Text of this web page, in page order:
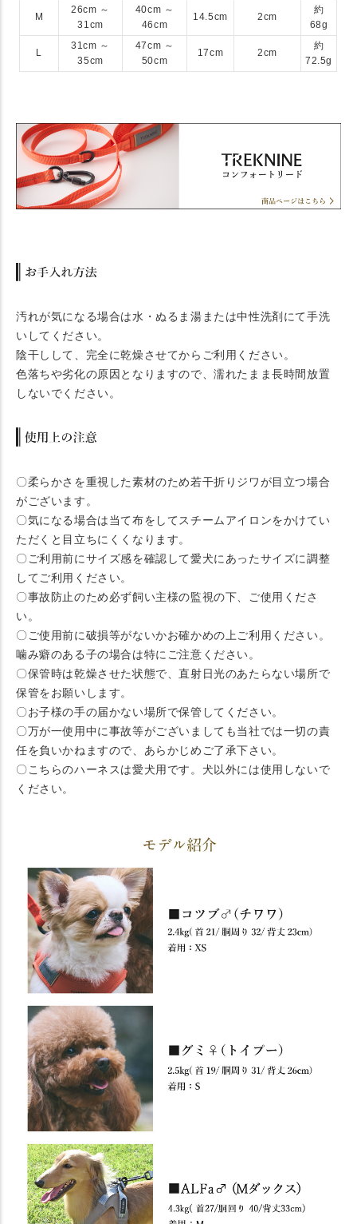
M
26cm ～
31cm
40cm ～
46cm
14.5cm 2cm
約
68g
L
31cm ～
35cm
47cm ～
50cm
17cm 2cm
約
72.5g
汚れが気になる場合は水・ぬるま湯または中性洗剤にて手洗
いしてください。
陰干しして、完全に乾燥させてからご利用ください。
色落ちや劣化の原因となりますので、濡れたまま長時間放置
しないでください。
〇柔らかさを重視した素材のため若干折りジワが目立つ場合
がございます。
〇気になる場合は当て布をしてスチームアイロンをかけてい
ただくと目立ちにくくなります。
〇ご利用前にサイズ感を確認して愛犬にあったサイズに調整
してご利用ください。
〇事故防止のため必ず飼い主様の監視の下、ご使用くださ
い。
〇ご使用前に破損等がないかお確かめの上ご利用ください。
噛み癖のある子の場合は特にご注意ください。
〇保管時は乾燥させた状態で、直射日光のあたらない場所で
保管をお願いします。
〇お子様の手の届かない場所で保管してください。
〇万が一使用中に事故等がございましても当社では一切の責
任を負いかねますので、あらかじめご了承下さい。
〇こちらのハーネスは愛犬用です。犬以外には使用しないで
ください。